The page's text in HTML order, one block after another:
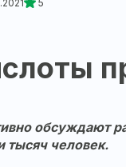
5
обсуждают
тысяч человек.